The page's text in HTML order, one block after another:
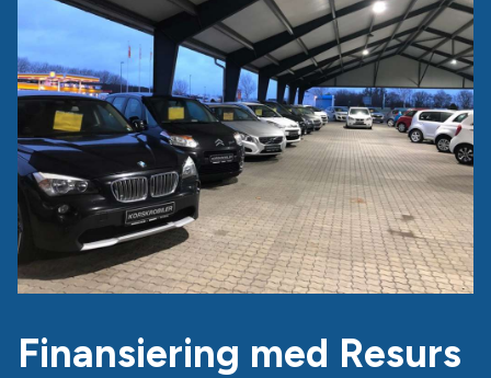
Finansiering med Resurs